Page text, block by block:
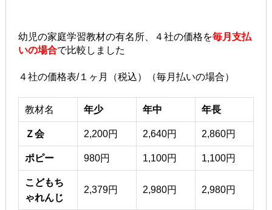
幼児の家庭学習教材の有名所、４社の価格を毎月支払
いの場合で比較しました
４社の価格表/１ヶ月（税込）（毎月払いの場合）
教材名 年少 年中 年長
Ｚ会 2,200円 2,640円 2,860円
ポピー 980円 1,100円 1,100円
こどもち
ゃれんじ
2,379円 2,980円 2,980円